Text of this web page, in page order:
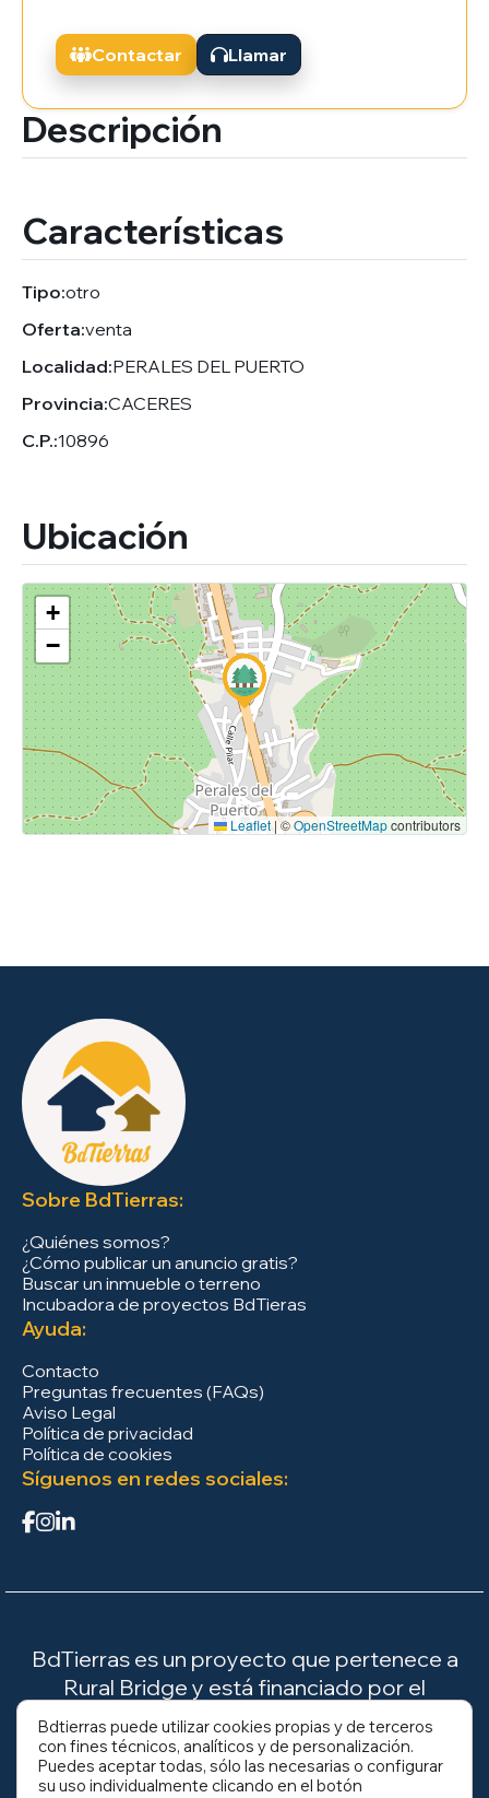
Descripción
Características
Tipo:otro
Oferta:venta
Localidad:PERALES DEL PUERTO
Provincia:CACERES
C.P.:10896
Ubicación
+
−
Leaflet | ©OpenStreetMapcontributors
Contactar Llamar
Sobre BdTierras:
¿Quiénes somos?
¿Cómo publicar un anuncio gratis?
Buscar un inmueble o terreno
Incubadora de proyectos BdTieras
Ayuda:
Contacto
Preguntas frecuentes (FAQs)
Aviso Legal
Política de privacidad
Política de cookies
Síguenos en redes sociales:
BdTierras es un proyecto que pertenece a
Rural Bridge y está financiado por el
Ministerio para la Transición Ecológica y el
Reto Demográfico (MITECO).
Bdtierras puede utilizar cookies propias y de terceros
con fines técnicos, analíticos y de personalización.
Puedes aceptar todas, sólo las necesarias o configurar
su uso individualmente clicando en el botón